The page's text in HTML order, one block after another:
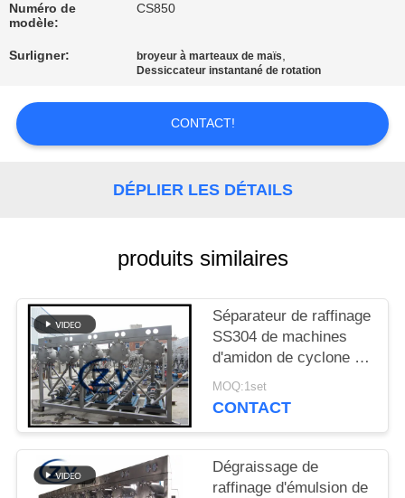
NOUS
NOUVELLES
DEMANDEZ
PLAN
DU
SITE
PRIVACY
POLICY
Numéro de
modèle:
CS850
Surligner: broyeur à marteaux de maïs,
Dessiccateur instantané de rotation
CONTACT!
DÉPLIER LES DÉTAILS
produits similaires
Séparateur de raffinage
SS304 de machines
d'amidon de cyclone de
MC450 22Be
MOQ:1set
CONTACT
Dégraissage de
raffinage d'émulsion de